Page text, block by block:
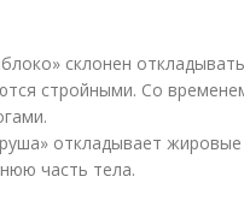
склонен
стройными. Со
откладывает
часть тела.